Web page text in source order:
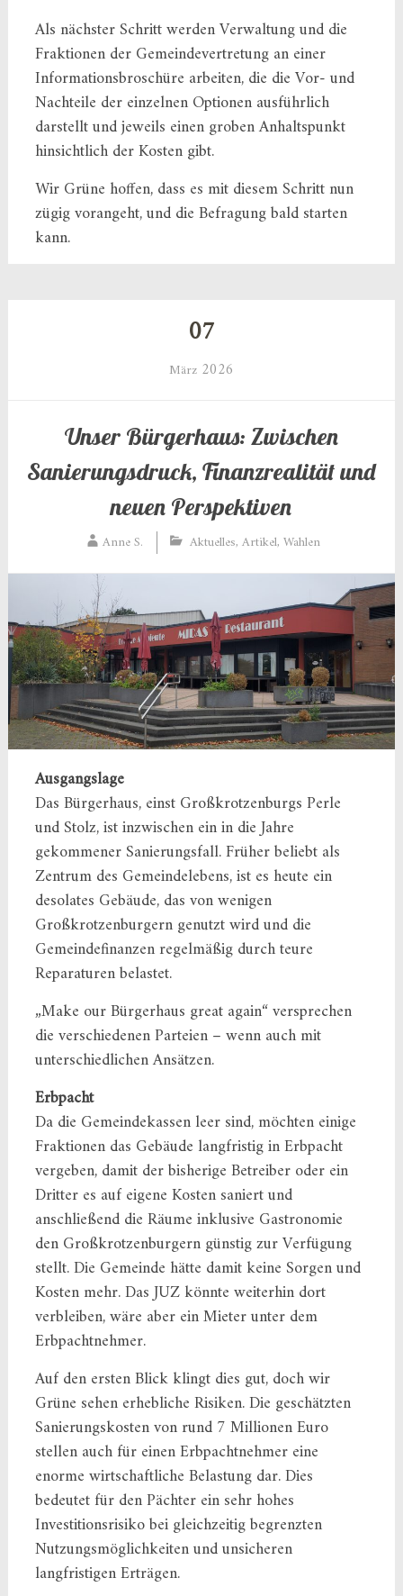
Als nächster Schritt werden Verwaltung und die
Fraktionen der Gemeindevertretung an einer
Informationsbroschüre arbeiten, die die Vor- und
Nachteile der einzelnen Optionen ausführlich
darstellt und jeweils einen groben Anhaltspunkt
hinsichtlich der Kosten gibt.
Wir Grüne hoffen, dass es mit diesem Schritt nun
zügig vorangeht, und die Befragung bald starten
kann.
07
März 2026
Unser Bürgerhaus: Zwischen
Sanierungsdruck, Finanzrealität und
neuen Perspektiven
Anne S. Aktuelles, Artikel, Wahlen
Ausgangslage
Das Bürgerhaus, einst Großkrotzenburgs Perle
und Stolz, ist inzwischen ein in die Jahre
gekommener Sanierungsfall. Früher beliebt als
Zentrum des Gemeindelebens, ist es heute ein
desolates Gebäude, das von wenigen
Großkrotzenburgern genutzt wird und die
Gemeindefinanzen regelmäßig durch teure
Reparaturen belastet.
„Make our Bürgerhaus great again“ versprechen
die verschiedenen Parteien – wenn auch mit
unterschiedlichen Ansätzen.
Erbpacht
Da die Gemeindekassen leer sind, möchten einige
Fraktionen das Gebäude langfristig in Erbpacht
vergeben, damit der bisherige Betreiber oder ein
Dritter es auf eigene Kosten saniert und
anschließend die Räume inklusive Gastronomie
den Großkrotzenburgern günstig zur Verfügung
stellt. Die Gemeinde hätte damit keine Sorgen und
Kosten mehr. Das JUZ könnte weiterhin dort
verbleiben, wäre aber ein Mieter unter dem
Erbpachtnehmer.
Auf den ersten Blick klingt dies gut, doch wir
Grüne sehen erhebliche Risiken. Die geschätzten
Sanierungskosten von rund 7 Millionen Euro
stellen auch für einen Erbpachtnehmer eine
enorme wirtschaftliche Belastung dar. Dies
bedeutet für den Pächter ein sehr hohes
Investitionsrisiko bei gleichzeitig begrenzten
Nutzungsmöglichkeiten und unsicheren
langfristigen Erträgen.